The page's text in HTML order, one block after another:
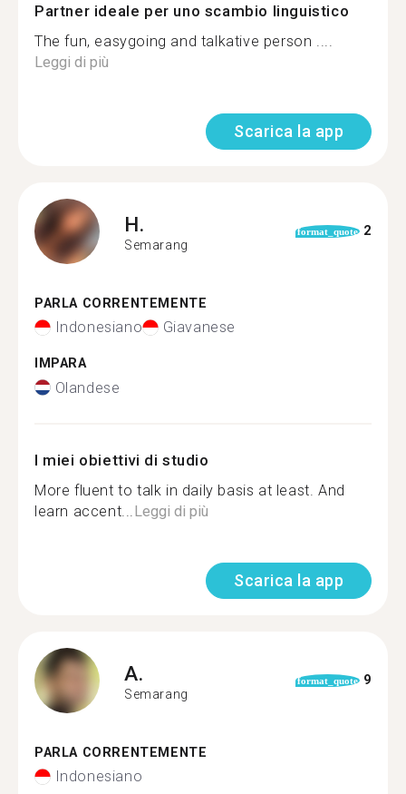
Partner ideale per uno scambio linguistico
The fun, easygoing and talkative person ....
Leggi di più
Scarica la app
H.
Semarang
format_quote 2
PARLA CORRENTEMENTE
Indonesiano Giavanese
IMPARA
Olandese
I miei obiettivi di studio
More fluent to talk in daily basis at least. And
learn accent... Leggi di più
Scarica la app
A.
Semarang
format_quote 9
PARLA CORRENTEMENTE
Indonesiano